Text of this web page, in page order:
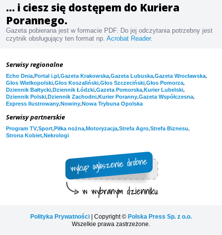
... i ciesz się dostępem do Kuriera
Porannego.
Gazeta pobierana jest w formacie PDF. Do jej odczytania potrzebny jest
czytnik obsługujący ten format np. Acrobat Reader.
Serwisy regionalne
Echo Dnia,Portal i.pl,Gazeta Krakowska,Gazeta Lubuska,Gazeta Wrocławska,
Głos Wielkopolski,Głos Koszaliński,Głos Szczeciński,Głos Pomorza,
Dziennik Bałtycki,Dziennik Łódzki,Gazeta Pomorska,Kurier Lubelski,
Dziennik Polski,Dziennik Zachodni,Kurier Poranny,Gazeta Współczesna,
Express Ilustrowany,Nowiny,Nowa Trybuna Opolska
Serwisy partnerskie
Program TV,Sport,Piłka nożna,Motoryzacja,Strefa Agro,Strefa Biznesu,
Strona Kobiet,Nekrologi
Polityka Prywatności | Copyright © Polska Press Sp. z o.o.
Wszelkie prawa zastrzeżone.